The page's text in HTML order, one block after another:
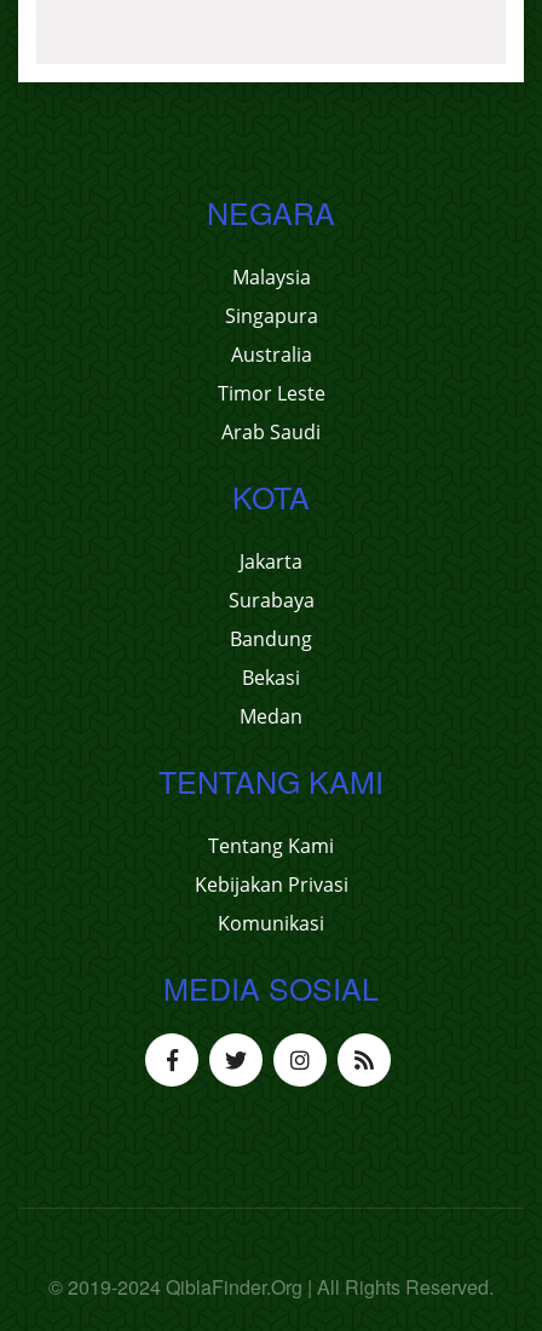
NEGARA
Malaysia
Singapura
Australia
Timor Leste
Arab Saudi
KOTA
Jakarta
Surabaya
Bandung
Bekasi
Medan
TENTANG KAMI
Tentang Kami
Kebijakan Privasi
Komunikasi
MEDIA SOSIAL
© 2019-2024 QiblaFinder.Org | All Rights Reserved.